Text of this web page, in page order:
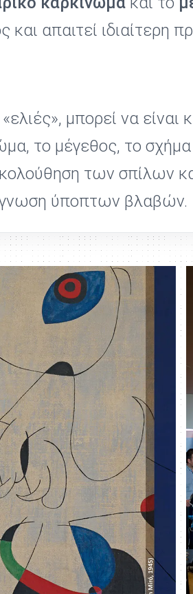
απαιτεί ιδιαίτερη
μπορεί να
το μέγεθος, το
των σπίλων
ύποπτων βλαβών.